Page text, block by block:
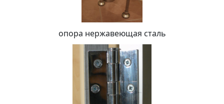
опора нержавеющая сталь